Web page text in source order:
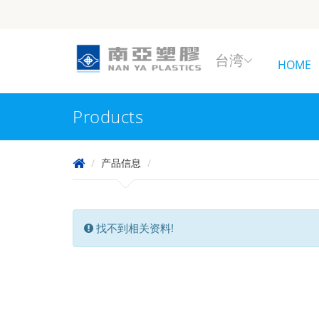
台湾 HOME
Products
产品信息
找不到相关资料!